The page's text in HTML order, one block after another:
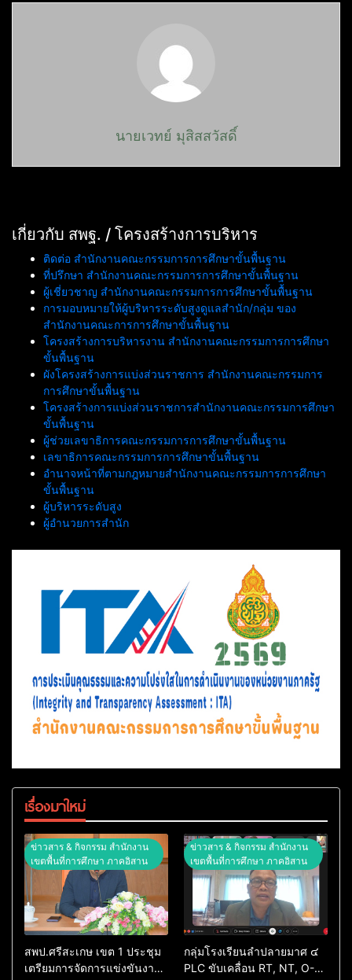
นายเวทย์ มุสิสสวัสดิ์
เกี่ยวกับ สพฐ. / โครงสร้างการบริหาร
ติดต่อ สำนักงานคณะกรรมการการศึกษาขั้นพื้นฐาน
ที่ปรึกษา สำนักงานคณะกรรมการการศึกษาขั้นพื้นฐาน
ผู้เชี่ยวชาญ สำนักงานคณะกรรมการการศึกษาขั้นพื้นฐาน
การมอบหมายให้ผู้บริหารระดับสูงดูแลสำนัก/กลุ่ม ของ
สำนักงานคณะการการศึกษาขั้นพื้นฐาน
โครงสร้างการบริหารงาน สำนักงานคณะกรรมการการศึกษา
ขั้นพื้นฐาน
ผังโครงสร้างการแบ่งส่วนราชการ สำนักงานคณะกรรมการ
การศึกษาขั้นพื้นฐาน
โครงสร้างการแบ่งส่วนราชการสำนักงานคณะกรรมการศึกษา
ขั้นพื้นฐาน
ผู้ช่วยเลขาธิการคณะกรรมการการศึกษาขั้นพื้นฐาน
เลขาธิการคณะกรรมการการศึกษาขั้นพื้นฐาน
อำนาจหน้าที่ตามกฎหมายสำนักงานคณะกรรมการการศึกษา
ขั้นพื้นฐาน
ผู้บริหารระดับสูง
ผู้อำนวยการสำนัก
เรื่องมาใหม่
ข่าวสาร & กิจกรรม สำนักงาน
เขตพื้นที่การศึกษา ภาคอิสาน
สพป.ศรีสะเกษ เขต 1 ประชุม
เตรียมการจัดการแข่งขันงาน
ข่าวสาร & กิจกรรม สำนักงาน
เขตพื้นที่การศึกษา ภาคอิสาน
กลุ่มโรงเรียนลำปลายมาศ ๔
PLC ขับเคลื่อน RT, NT, O-